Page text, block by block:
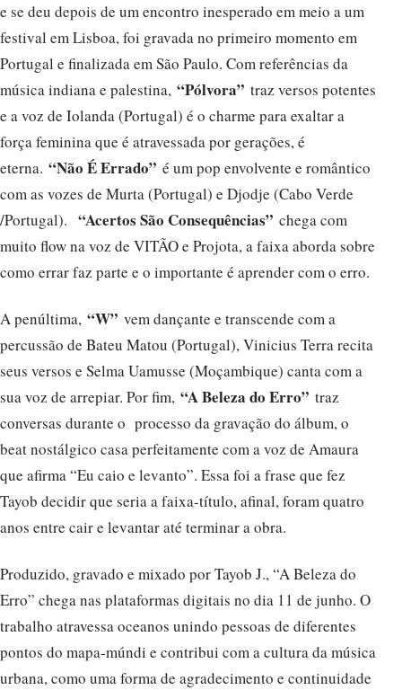
e se deu depois de um encontro inesperado em meio a um
festival em Lisboa, foi gravada no primeiro momento em
Portugal e finalizada em São Paulo. Com referências da
música indiana e palestina, “Pólvora” traz versos potentes
e a voz de Iolanda (Portugal) é o charme para exaltar a
força feminina que é atravessada por gerações, é
eterna. “Não É Errado” é um pop envolvente e romântico
com as vozes de Murta (Portugal) e Djodje (Cabo Verde
/Portugal). “Acertos São Consequências” chega com
muito flow na voz de VITÃO e Projota, a faixa aborda sobre
como errar faz parte e o importante é aprender com o erro.
A penúltima, “W” vem dançante e transcende com a
percussão de Bateu Matou (Portugal), Vinicius Terra recita
seus versos e Selma Uamusse (Moçambique) canta com a
sua voz de arrepiar. Por fim, “A Beleza do Erro” traz
conversas durante o processo da gravação do álbum, o
beat nostálgico casa perfeitamente com a voz de Amaura
que afirma “Eu caio e levanto”. Essa foi a frase que fez
Tayob decidir que seria a faixa-título, afinal, foram quatro
anos entre cair e levantar até terminar a obra.
Produzido, gravado e mixado por Tayob J., “A Beleza do
Erro” chega nas plataformas digitais no dia 11 de junho. O
trabalho atravessa oceanos unindo pessoas de diferentes
pontos do mapa-múndi e contribui com a cultura da música
urbana, como uma forma de agradecimento e continuidade